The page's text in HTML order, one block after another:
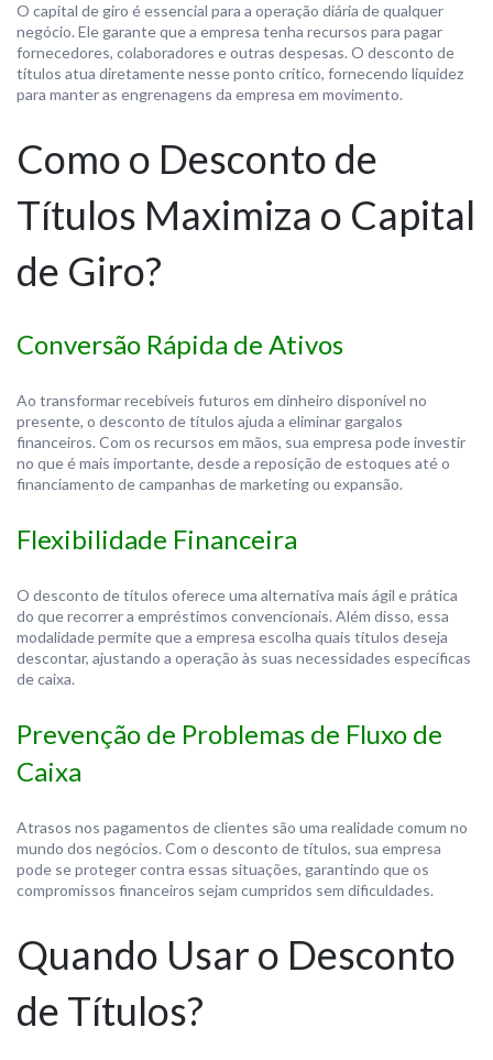
O capital de giro é essencial para a operação diária de qualquer
negócio. Ele garante que a empresa tenha recursos para pagar
fornecedores, colaboradores e outras despesas. O desconto de
títulos atua diretamente nesse ponto crítico, fornecendo liquidez
para manter as engrenagens da empresa em movimento.
Como o Desconto de
Títulos Maximiza o Capital
de Giro?
Conversão Rápida de Ativos
Ao transformar recebíveis futuros em dinheiro disponível no
presente, o desconto de títulos ajuda a eliminar gargalos
financeiros. Com os recursos em mãos, sua empresa pode investir
no que é mais importante, desde a reposição de estoques até o
financiamento de campanhas de marketing ou expansão.
Flexibilidade Financeira
O desconto de títulos oferece uma alternativa mais ágil e prática
do que recorrer a empréstimos convencionais. Além disso, essa
modalidade permite que a empresa escolha quais títulos deseja
descontar, ajustando a operação às suas necessidades específicas
de caixa.
Prevenção de Problemas de Fluxo de
Caixa
Atrasos nos pagamentos de clientes são uma realidade comum no
mundo dos negócios. Com o desconto de títulos, sua empresa
pode se proteger contra essas situações, garantindo que os
compromissos financeiros sejam cumpridos sem dificuldades.
Quando Usar o Desconto
de Títulos?